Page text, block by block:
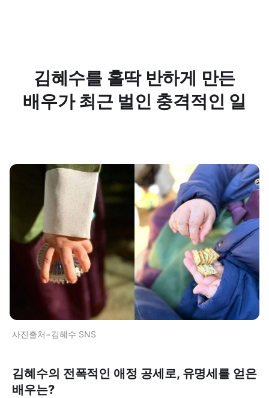
김혜수를 홀딱 반하게 만든
배우가 최근 벌인 충격적인 일
사진출처=김혜수 SNS
김혜수의 전폭적인 애정 공세로, 유명세를 얻은
배우는?